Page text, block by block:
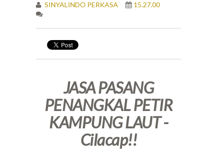
SINYALINDO PERKASA 15.27.00
JASA PASANG
PENANGKAL PETIR
KAMPUNG LAUT -
Cilacap!!